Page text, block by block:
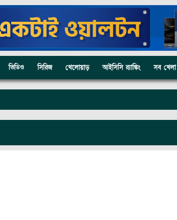
ভিডিও সিরিজ খেলোয়াড় আইসিসি র‍্যাঙ্কিং সব খেলা